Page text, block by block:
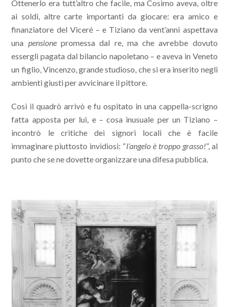
Ottenerlo era tutt’altro che facile, ma Cosimo aveva, oltre
ai soldi, altre carte importanti da giocare: era amico e
finanziatore del Viceré – e Tiziano da vent’anni aspettava
una pensionepromessa dal re, ma che avrebbe dovuto
essergli pagata dal bilancio napoletano – e aveva in Veneto
un figlio, Vincenzo, grande studioso, che si era inserito negli
ambienti giusti per avvicinare il pittore.
Così il quadrò arrivò e fu ospitato in una cappella-scrigno
fatta apposta per lui, e – cosa inusuale per un Tiziano –
incontrò le critiche dei signori locali che è facile
immaginare piuttosto invidiosi: “l’angelo è troppo grasso!”, al
punto che se ne dovette organizzare una difesa pubblica.